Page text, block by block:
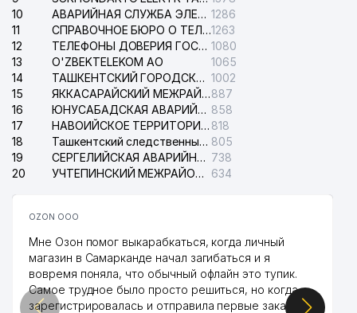
10
АВАРИЙНАЯ СЛУЖБА ЭЛЕКТРОСЕТИ ТАШКЕНТСКОГО РАЙОНА 1286
11
СПРАВОЧНОЕ БЮРО О ТЕЛЕФОНАХ ОРГАНИЗАЦИЙ г. ТАШКЕНТА1263
12
ТЕЛЕФОНЫ ДОВЕРИЯ ГОСУДАРСТВЕННОГО ЦЕНТРА ТЕСТИРОВАНИЯ 1080
13
O'ZBEKTELEKOM АО
1065
14
ТАШКЕНТСКИЙ ГОРОДСКОЙ СУД ПО ГРАЖДАНСКИМ ДЕЛАМ 1002
15
ЯККАСАРАЙСКИЙ МЕЖРАЙОННЫЙ СУД ПО ГРАЖДАНСКИМ ДЕЛАМ887
16
ЮНУСАБАДСКАЯ АВАРИЙНАЯ СЛУЖБА ЭЛЕКТРОСЕТИ 858
17
НАВОИЙСКОЕ ТЕРРИТОРИАЛЬНОЕ ПРЕДПРИЯТИЕ ЭЛЕКТРОСЕТИ АО 818
18
Ташкентский следственный изолятор 805
19
СЕРГЕЛИЙСКАЯ АВАРИЙНАЯ СЛУЖБА ЭЛЕКТРОСЕТИ 738
20
УЧТЕПИНСКИЙ МЕЖРАЙОННЫЙ СУД ПО ГРАЖДАНСКИМ ДЕЛАМ 634
OZON ООО
Мне Озон помог выкарабкаться, когда личный
магазин в Самарканде начал загибаться и я
вовремя поняла, что обычный офлайн это тупик.
Самое трудное было просто решиться, но когда
зарегистрировалась и отправила первые заказы,